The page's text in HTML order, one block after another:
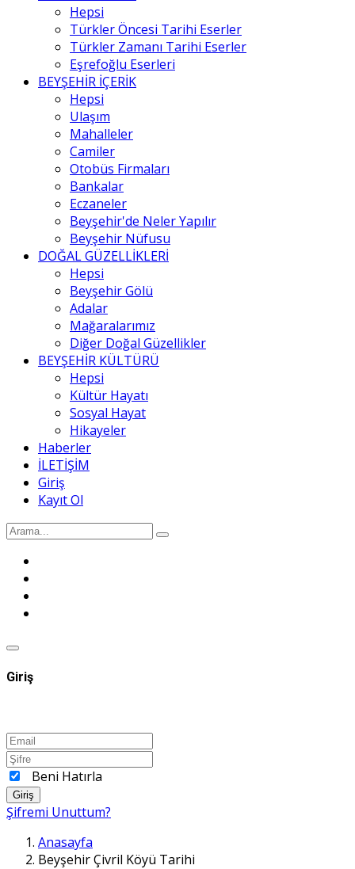
Hepsi
Türkler Öncesi Tarihi Eserler
Türkler Zamanı Tarihi Eserler
Eşrefoğlu Eserleri
BEYŞEHİR İÇERİK
Hepsi
Ulaşım
Mahalleler
Camiler
Otobüs Firmaları
Bankalar
Eczaneler
Beyşehir'de Neler Yapılır
Beyşehir Nüfusu
DOĞAL GÜZELLİKLERİ
Hepsi
Beyşehir Gölü
Adalar
Mağaralarımız
Diğer Doğal Güzellikler
BEYŞEHİR KÜLTÜRÜ
Hepsi
Kültür Hayatı
Sosyal Hayat
Hikayeler
Haberler
İLETİŞİM
Giriş
Kayıt Ol
Giriş
Beni Hatırla
Giriş
Şifremi Unuttum?
Anasayfa
Beyşehir Çivril Köyü Tarihi